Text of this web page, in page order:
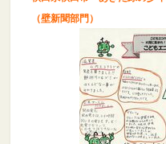
（壁新聞部門）